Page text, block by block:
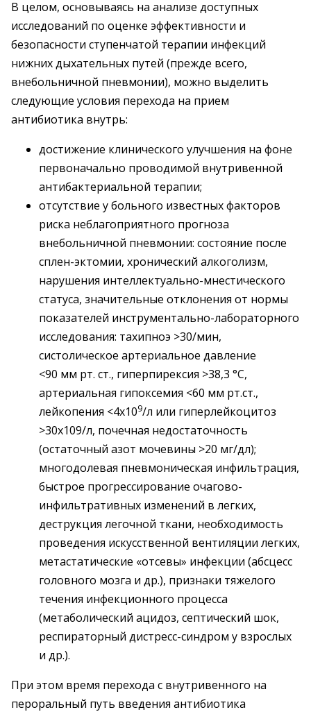
В целом, основываясь на анализе доступных
исследований по оценке эффективности и
безопасности ступенчатой терапии инфекций
нижних дыхательных путей (прежде всего,
внебольничной пневмонии), можно выделить
следующие условия перехода на прием
антибиотика внутрь:
достижение клинического улучшения на фоне
первоначально проводимой внутривенной
антибактериальной терапии;
отсутствие у больного известных факторов
риска неблагоприятного прогноза
внебольничной пневмонии: состояние после
сплен-эктомии, хронический алкоголизм,
нарушения интеллектуально-мнестического
статуса, значительные отклонения от нормы
показателей инструментально-лабораторного
исследования: тахипноэ >30/мин,
систолическое артериальное давление
<90 мм рт. ст., гиперпирексия >38,3 °С,
артериальная гипоксемия <60 мм рт.ст.,
лейкопения <4х109/л или гиперлейкоцитоз
>30х109/л, почечная недостаточность
(остаточный азот мочевины >20 мг/дл);
многодолевая пневмоническая инфильтрация,
быстрое прогрессирование очагово-
инфильтративных изменений в легких,
деструкция легочной ткани, необходимость
проведения искусственной вентиляции легких,
метастатические «отсевы» инфекции (абсцесс
головного мозга и др.), признаки тяжелого
течения инфекционного процесса
(метаболический ацидоз, септический шок,
респираторный дистресс-синдром у взрослых
и др.).
При этом время перехода с внутривенного на
пероральный путь введения антибиотика